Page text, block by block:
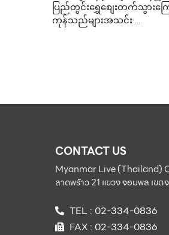
ပြည်တွင်းရွှေစျေးတက်သွားကြ
ကုန်သည်များအသင်း …
CONTACT US
Myanmar Live (Thailand)
ลาดพร้าว 21 แขวง จอมพล เข
TEL : 02-334-0836
FAX : 02-334-0836